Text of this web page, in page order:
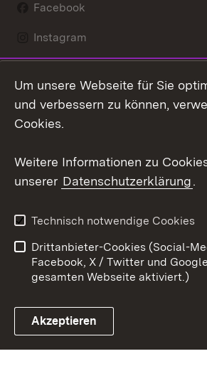
Facebook
Instagram
Mastodon
Youtube
Link zum Landesportal
Kontakt
Barrierefreiheit
Impressum Cookies
Um unsere Webseite für Sie
und verbessern zu können,
Cookies.
Weitere Informationen zu
unserer Datenschutzerklärung.
Technisch notwendige Cookies
Drittanbieter-Cookies (Social-
Facebook, X / Twitter und
gesamten Webseite aktiviert.)
Akzeptieren